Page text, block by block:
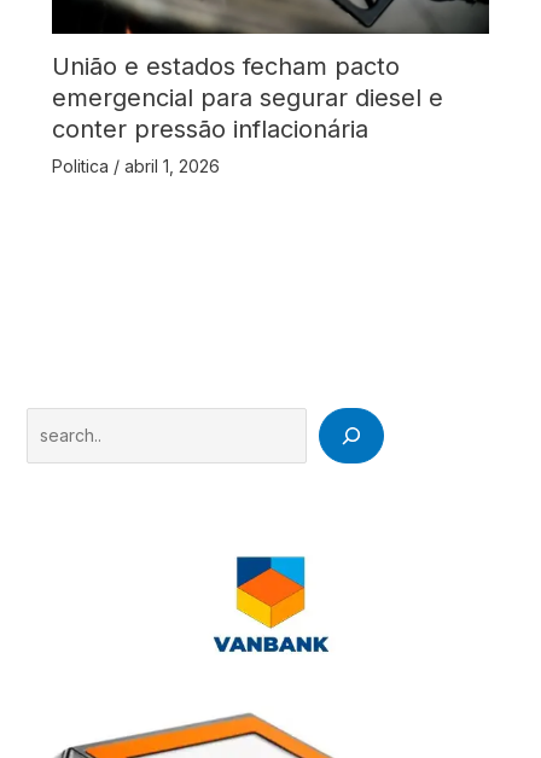
União e estados fecham pacto
emergencial para segurar diesel e
conter pressão inflacionária
Politica / abril 1, 2026